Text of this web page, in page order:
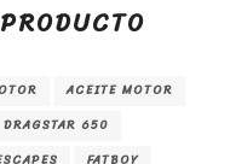
ACEITE MOTOR
DRAGSTAR 650